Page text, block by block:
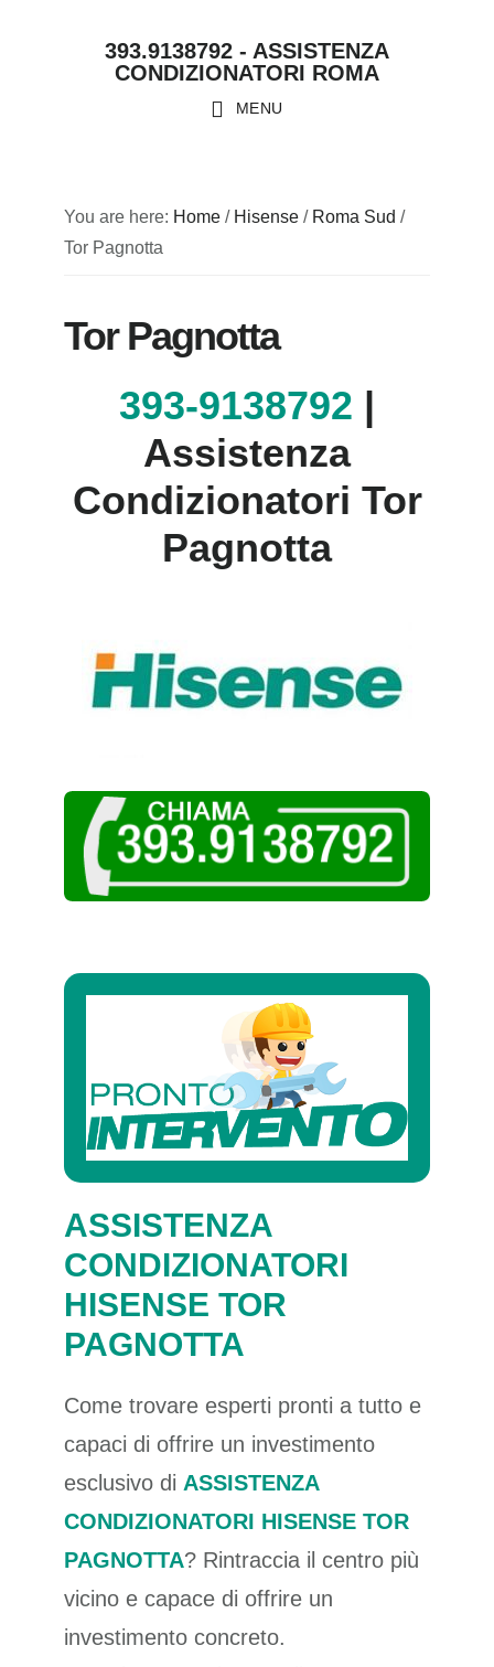
393.9138792 - ASSISTENZA
CONDIZIONATORI ROMA
MENU
You are here: Home / Hisense / Roma Sud /
Tor Pagnotta
Tor Pagnotta
393-9138792 |
Assistenza
Condizionatori Tor
Pagnotta
ASSISTENZA
CONDIZIONATORI
HISENSE TOR
PAGNOTTA
Come trovare esperti pronti a tutto e
capaci di offrire un investimento
esclusivo di ASSISTENZA
CONDIZIONATORI HISENSE TOR
PAGNOTTA? Rintraccia il centro più
vicino e capace di offrire un
investimento concreto.